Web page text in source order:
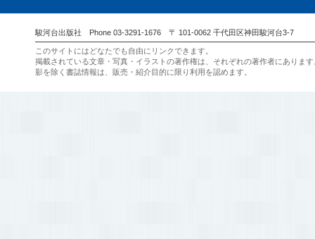
駿河台出版社 Phone 03-3291-1676 〒 101-0062 千代田区神田駿河台3-7
このサイトにはどなたでも自由にリンクできます。
掲載されている文章・写真・イラストの著作権は、それぞれの著作者にありま
影を除く書誌情報は、販売・紹介目的に限り利用を認めます。